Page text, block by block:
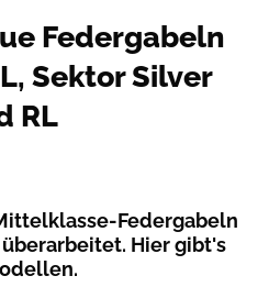
Federgabeln
Sektor Silver
RL
Federgabeln
Hier gibt's